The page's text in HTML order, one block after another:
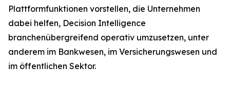
Plattformfunktionen vorstellen, die Unternehmen
dabei helfen, Decision Intelligence
branchenübergreifend operativ umzusetzen, unter
anderem im Bankwesen, im Versicherungswesen und
im öffentlichen Sektor.